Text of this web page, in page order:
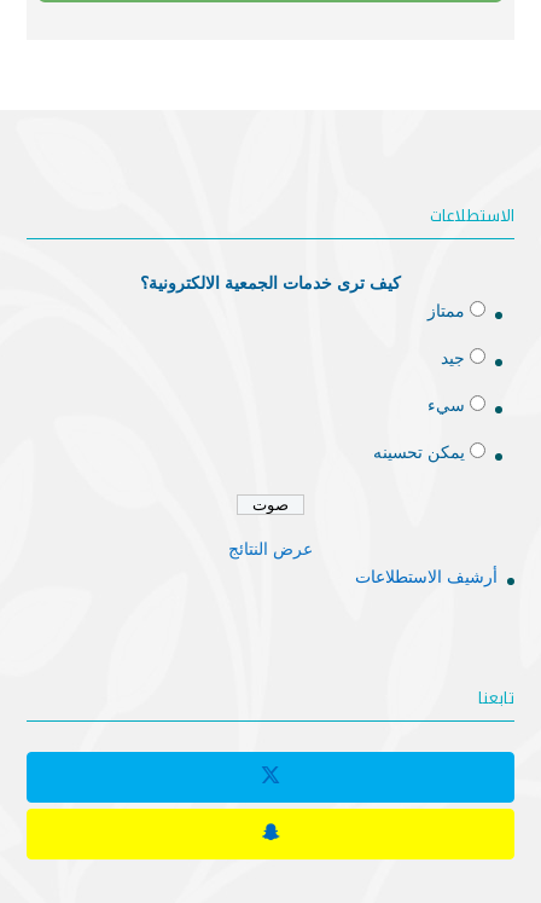
الاستطلاعات
كيف ترى خدمات الجمعية الالكترونية؟
ممتاز
جيد
سيء
يمكن تحسينه
عرض النتائج
أرشيف الاستطلاعات
تابعنا